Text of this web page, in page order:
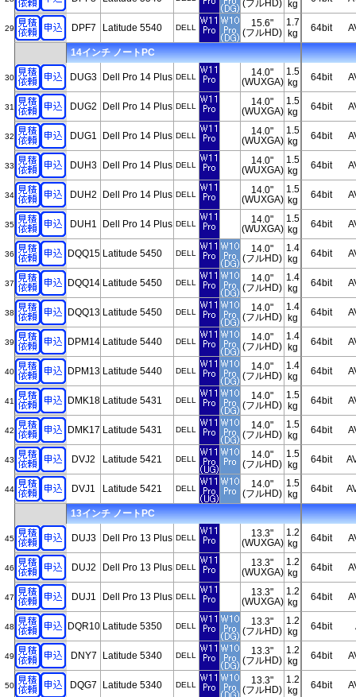
(フルHD) kg
29 DPF7 Latitude 5540 DELL
15.6"
(フルHD)
1.7
kg
64bit
14インチ ノートPC
30 DUG3 Dell Pro 14 Plus DELL
14.0"
(WUXGA)
1.5
kg
64bit
31 DUG2 Dell Pro 14 Plus DELL
14.0"
(WUXGA)
1.5
kg
64bit
32 DUG1 Dell Pro 14 Plus DELL
14.0"
(WUXGA)
1.5
kg
64bit
33 DUH3 Dell Pro 14 Plus DELL
14.0"
(WUXGA)
1.5
kg
64bit
34 DUH2 Dell Pro 14 Plus DELL
14.0"
(WUXGA)
1.5
kg
64bit
35 DUH1 Dell Pro 14 Plus DELL
14.0"
(WUXGA)
1.5
kg
64bit
36 DQQ15 Latitude 5450 DELL
14.0"
(フルHD)
1.4
kg
64bit
37 DQQ14 Latitude 5450 DELL
14.0"
(フルHD)
1.4
kg
64bit
38 DQQ13 Latitude 5450 DELL
14.0"
(フルHD)
1.4
kg
64bit
39 DPM14 Latitude 5440 DELL
14.0"
(フルHD)
1.4
kg
64bit
40 DPM13 Latitude 5440 DELL
14.0"
(フルHD)
1.4
kg
64bit
41 DMK18 Latitude 5431 DELL
14.0"
(フルHD)
1.5
kg
64bit
42 DMK17 Latitude 5431 DELL
14.0"
(フルHD)
1.5
kg
64bit
43 DVJ2 Latitude 5421 DELL
14.0"
(フルHD)
1.5
kg
64bit
44 DVJ1 Latitude 5421 DELL
14.0"
(フルHD)
1.5
kg
64bit
13インチ ノートPC
45 DUJ3 Dell Pro 13 Plus DELL
13.3"
(WUXGA)
1.2
kg
64bit
46 DUJ2 Dell Pro 13 Plus DELL
13.3"
(WUXGA)
1.2
kg
64bit
47 DUJ1 Dell Pro 13 Plus DELL
13.3"
(WUXGA)
1.2
kg
64bit
48 DQR10 Latitude 5350 DELL
13.3"
(フルHD)
1.2
kg
64bit
49 DNY7 Latitude 5340 DELL
13.3"
(フルHD)
1.2
kg
64bit
50 DQG7 Latitude 5340 DELL
13.3"
(フルHD)
1.2
kg
64bit